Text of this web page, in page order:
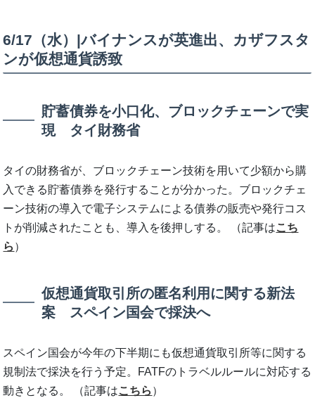
6/17（水）|バイナンスが英進出、カザフスタ
ンが仮想通貨誘致
貯蓄債券を小口化、ブロックチェーンで実
現 タイ財務省
タイの財務省が、ブロックチェーン技術を用いて少額から購
入できる貯蓄債券を発行することが分かった。ブロックチェ
ーン技術の導入で電子システムによる債券の販売や発行コス
トが削減されたことも、導入を後押しする。 （記事はこち
ら ）
仮想通貨取引所の匿名利用に関する新法
案 スペイン国会で採決へ
スペイン国会が今年の下半期にも仮想通貨取引所等に関する
規制法で採決を行う予定。FATFのトラベルルールに対応する
動きとなる。 （記事はこちら ）